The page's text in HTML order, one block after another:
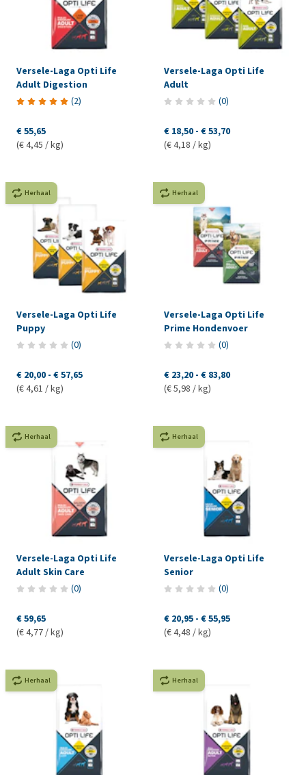
Versele-Laga Opti Life
Adult Digestion
(2)
€ 55,65
(€ 4,45 / kg)
Versele-Laga Opti Life
Adult
(0)
€ 18,50 - € 53,70
(€ 4,18 / kg)
Herhaal
Versele-Laga Opti Life
Puppy
(0)
€ 20,00 - € 57,65
(€ 4,61 / kg)
Herhaal
Versele-Laga Opti Life
Prime Hondenvoer
(0)
€ 23,20 - € 83,80
(€ 5,98 / kg)
Herhaal
Versele-Laga Opti Life
Adult Skin Care
(0)
€ 59,65
(€ 4,77 / kg)
Herhaal
Versele-Laga Opti Life
Senior
(0)
€ 20,95 - € 55,95
(€ 4,48 / kg)
Herhaal Herhaal